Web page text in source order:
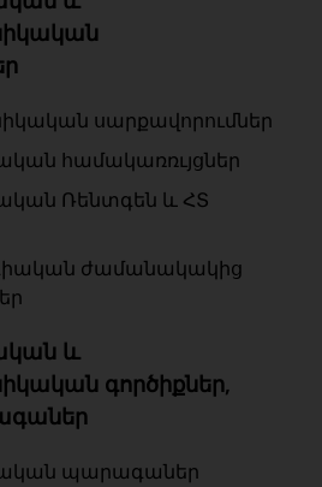
սարքավորումներ
համակառռւյցներ
Ռենտգեն և ՀՏ
ժամանակակից
և
գործիքներ,
պարագաներ